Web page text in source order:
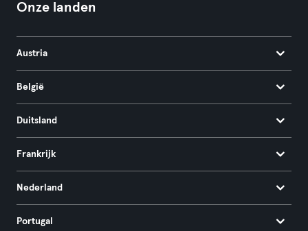
Onze landen
Austria
België
Duitsland
Frankrijk
Nederland
Portugal